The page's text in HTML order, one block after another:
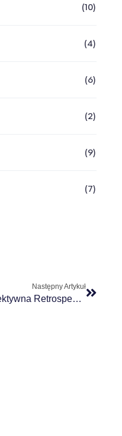
(10)
(4)
(6)
(2)
(9)
(7)
Następny Artykuł
Efektywna Retrospektywa – Polecana Literatura I Narzędzia